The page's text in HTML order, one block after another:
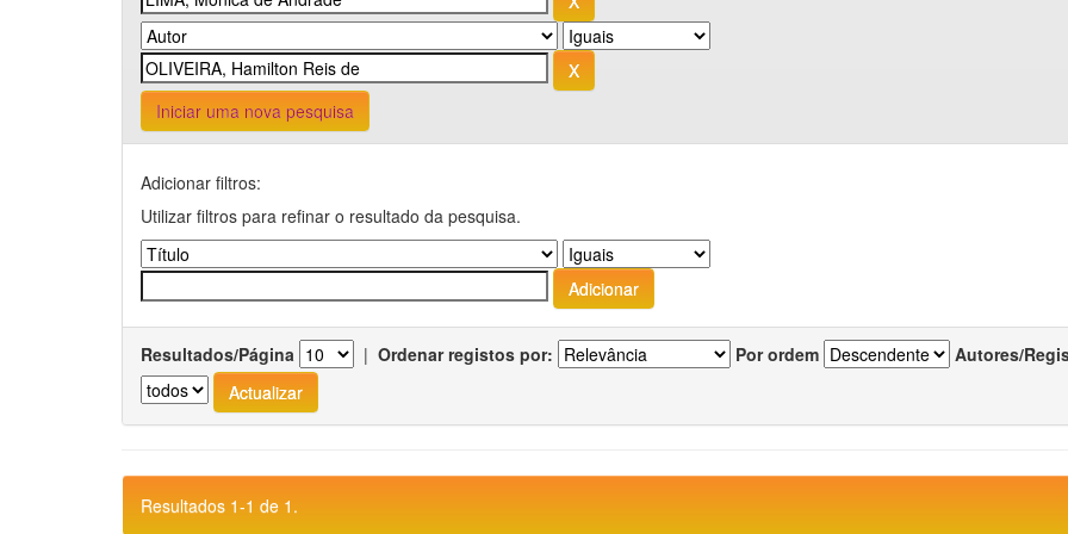
Iniciar uma nova pesquisa
Adicionar filtros:
Utilizar filtros para refinar o resultado da pesquisa.
Resultados/Página | Ordenar registos por: Por ordem Autores/
Resultados 1-1 de 1.